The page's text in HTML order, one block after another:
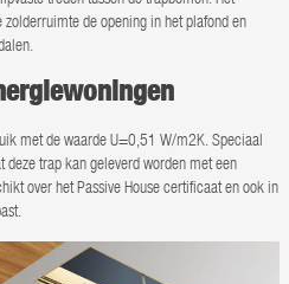
de opening in het plafond en
met de waarde U=0,51 W/m2K. Speciaal
trap kan geleverd worden met een
over het Passive House certificaat en ook in